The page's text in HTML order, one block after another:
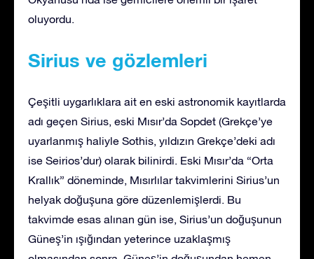
oluyordu.
Sirius ve gözlemleri
Çeşitli uygarlıklara ait en eski astronomik kayıtlarda
adı geçen Sirius, eski Mısır’da Sopdet (Grekçe’ye
uyarlanmış haliyle Sothis, yıldızın Grekçe’deki adı
ise Seirios’dur) olarak bilinirdi. Eski Mısır’da “Orta
Krallık” döneminde, Mısırlılar takvimlerini Sirius’un
helyak doğuşuna göre düzenlemişlerdi. Bu
takvimde esas alınan gün ise, Sirius’un doğuşunun
Güneş’in ışığından yeterince uzaklaşmış